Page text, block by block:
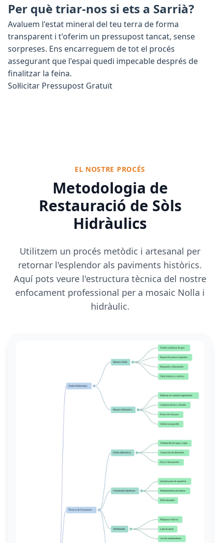
Per què triar-nos si ets a Sarrià?
Avaluem l'estat mineral del teu terra de forma
transparent i t'oferim un pressupost tancat, sense
sorpreses. Ens encarreguem de tot el procés
assegurant que l'espai quedi impecable després de
finalitzar la feina.
Sol·licitar Pressupost Gratuït
EL NOSTRE PROCÉS
Metodologia de
Restauració de Sòls
Hidràulics
Utilitzem un procés metòdic i artesanal per
retornar l'esplendor als paviments històrics.
Aquí pots veure l'estructura tècnica del nostre
enfocament professional per a mosaic Nolla i
hidràulic.